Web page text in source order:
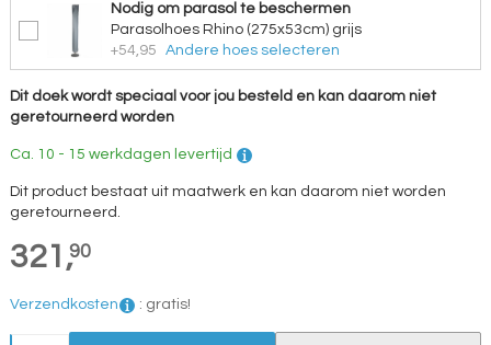
Nodig om parasol te beschermen
Parasolhoes Rhino (275x53cm) grijs
+54,95
Andere hoes selecteren
Dit doek wordt speciaal voor jou besteld en kan daarom niet
geretourneerd worden
Ca. 10 - 15 werkdagen levertijd
Dit product bestaat uit maatwerk en kan daarom niet worden
geretourneerd.
321,90
Verzendkosten : gratis!